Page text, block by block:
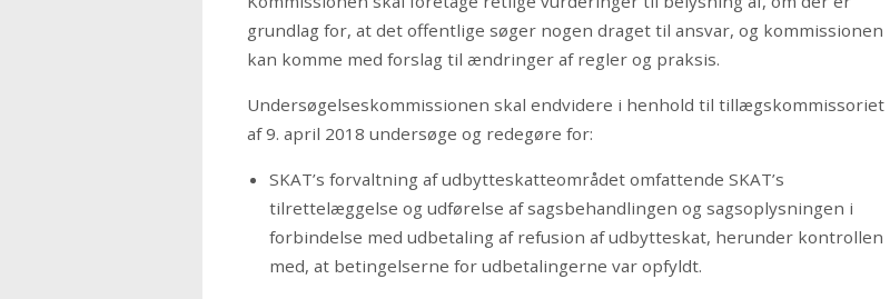
grundlag for, at det offentlige søger nogen draget til ansvar, og kommissionen
kan komme med forslag til ændringer af regler og praksis.
Undersøgelseskommissionen skal endvidere i henhold til tillægskommissoriet
af 9. april 2018 undersøge og redegøre for:
SKAT’s forvaltning af udbytteskatteområdet omfattende SKAT’s
tilrettelæggelse og udførelse af sagsbehandlingen og sagsoplysningen i
forbindelse med udbetaling af refusion af udbytteskat, herunder kontrollen
med, at betingelserne for udbetalingerne var opfyldt.